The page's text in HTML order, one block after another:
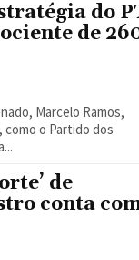
do
de
Marcelo Ramos,
o Partido dos
de
conta